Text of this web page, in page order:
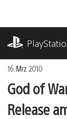
springen
16. Mrz 2010
God of
Release